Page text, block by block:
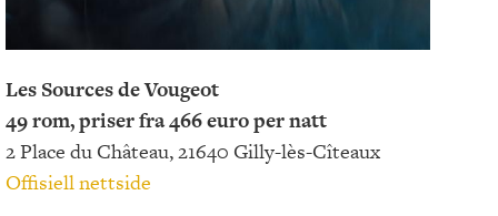
Les Sources de Vougeot
49 rom, priser fra 466 euro per natt
2 Place du Château, 21640 Gilly-lès-Cîteaux
Offisiell nettside